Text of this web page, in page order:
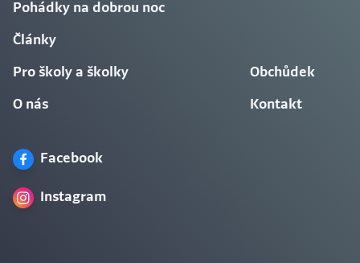
Pohádky na dobrou noc
Články
Pro školy a školky
O nás
Obchůdek
Kontakt
Facebook
Instagram